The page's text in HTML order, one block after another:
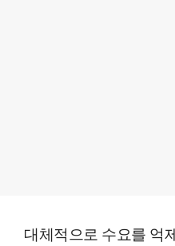
대체적으로 수요를 억